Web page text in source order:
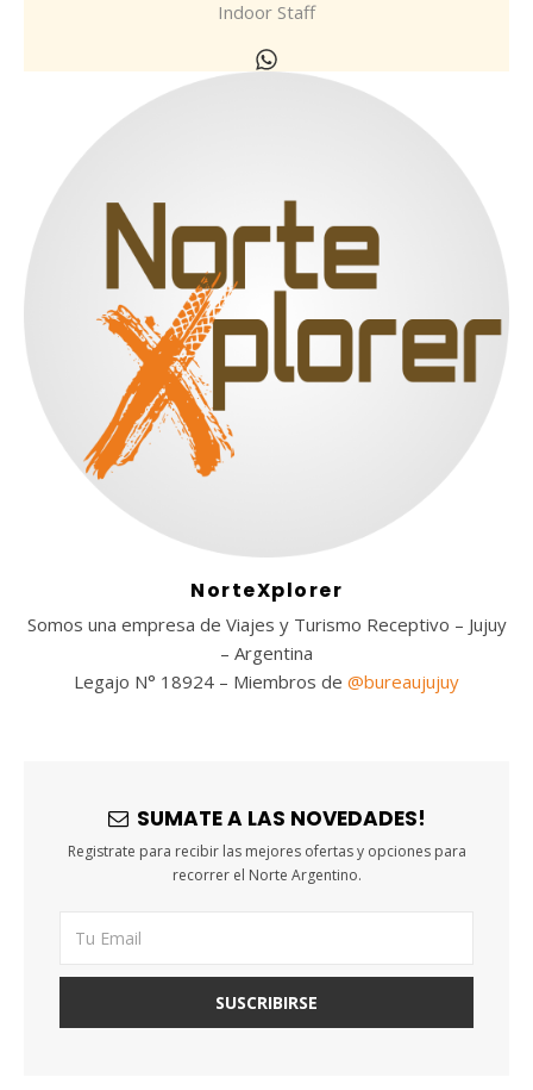
Indoor Staff
NorteXplorer
Somos una empresa de Viajes y Turismo Receptivo – Jujuy
– Argentina
Legajo N° 18924 – Miembros de @bureaujujuy
SUMATE A LAS NOVEDADES!
Registrate para recibir las mejores ofertas y opciones para
recorrer el Norte Argentino.